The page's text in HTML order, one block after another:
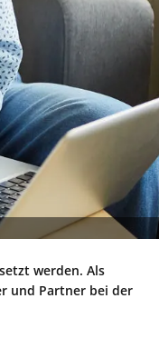
werden. Als
und Partner bei der